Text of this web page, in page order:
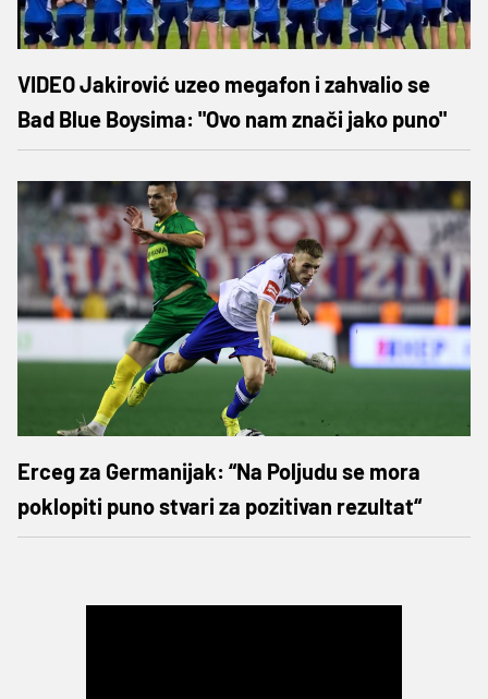
VIDEO Jakirović uzeo megafon i zahvalio se
Bad Blue Boysima: "Ovo nam znači jako puno"
Erceg za Germanijak: “Na Poljudu se mora
poklopiti puno stvari za pozitivan rezultat“